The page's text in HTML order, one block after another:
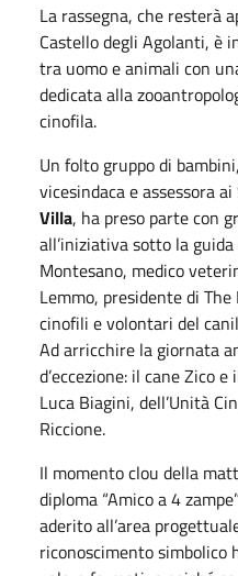
La rassegna, che resterà
Castello degli Agolanti, è
tra uomo e animali con
dedicata alla
cinofila.
Un folto gruppo di
vicesindaca e assessora
Villa, ha preso parte con
all’iniziativa sotto la
Montesano, medico
Lemmo, presidente di The
cinofili e volontari del
Ad arricchire la giornata
d’eccezione: il cane Zico
Luca Biagini, dell’Unità
Riccione.
Il momento clou della
diploma “Amico a 4
aderito all’area
riconoscimento simbolico